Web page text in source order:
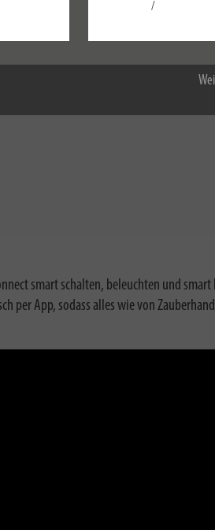
Alle akzeptieren
/
Steckdosenleiste von
smart schalten, beleuchten und
App, sodass alles wie von